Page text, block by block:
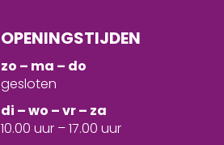
OPENINGSTIJDEN
zo – ma – do
gesloten
di – wo – vr – za
10.00 uur – 17.00 uur